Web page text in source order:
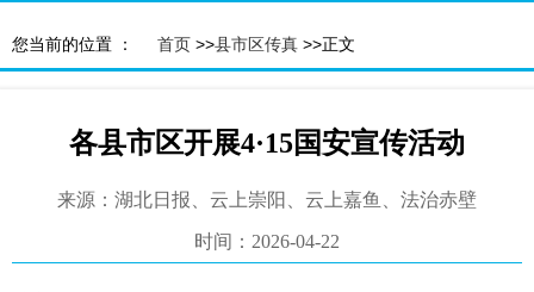
您当前的位置 ： 首页 >>县市区传真 >>正文
各县市区开展4·15国安宣传活动
来源：湖北日报、云上崇阳、云上嘉鱼、法治赤壁
时间：2026-04-22